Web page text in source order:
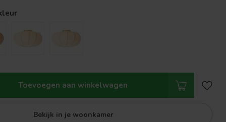
Toevoegen aan winkelwagen
Bekijk in je woonkamer